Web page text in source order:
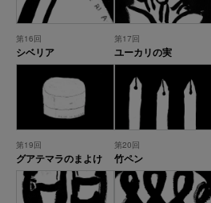
第16回
シベリア
第17回
ユーカリの実
第19回
グアテマラのまよけ
第20回
竹ペン